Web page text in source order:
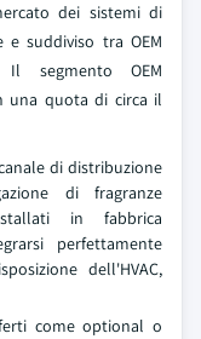
dei sistemi di
e suddiviso tra OEM
Il segmento OEM
una quota di circa il
di distribuzione
di fragranze
in fabbrica
perfettamente
dell'HVAC,
come optional o